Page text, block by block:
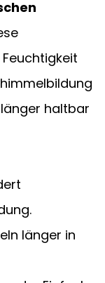
haltbar
länger in